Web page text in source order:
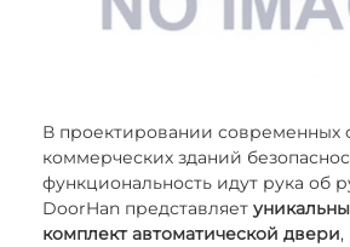
В проектировании современных
коммерческих зданий
функциональность идут рука об
DoorHan представляет
комплект автоматической двери,